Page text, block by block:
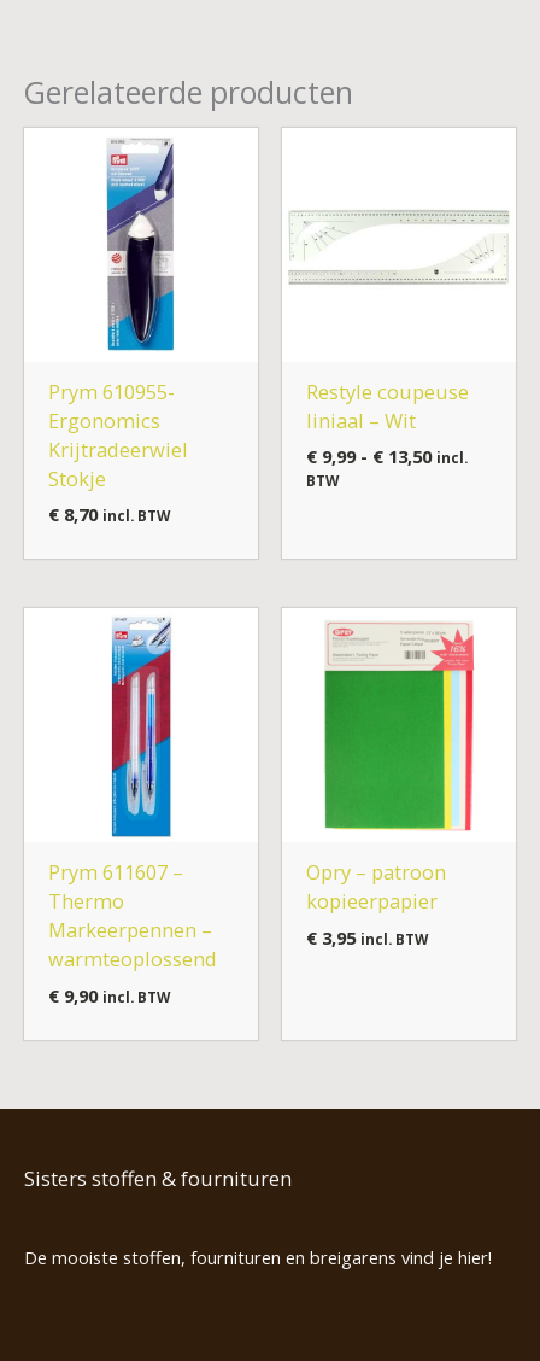
Gerelateerde producten
Prym 610955-
Ergonomics
Krijtradeerwiel
Stokje
€8,70 incl. BTW
Restyle coupeuse
liniaal – Wit
€9,99 - €13,50
€ 13,50
incl.
BTW
Prym 611607 –
Thermo
Markeerpennen –
warmteoplossend
€9,90 incl. BTW
Opry – patroon
kopieerpapier
€3,95 incl. BTW
Sisters stoffen & fournituren
De mooiste stoffen, fournituren en breigarens vind je hier!